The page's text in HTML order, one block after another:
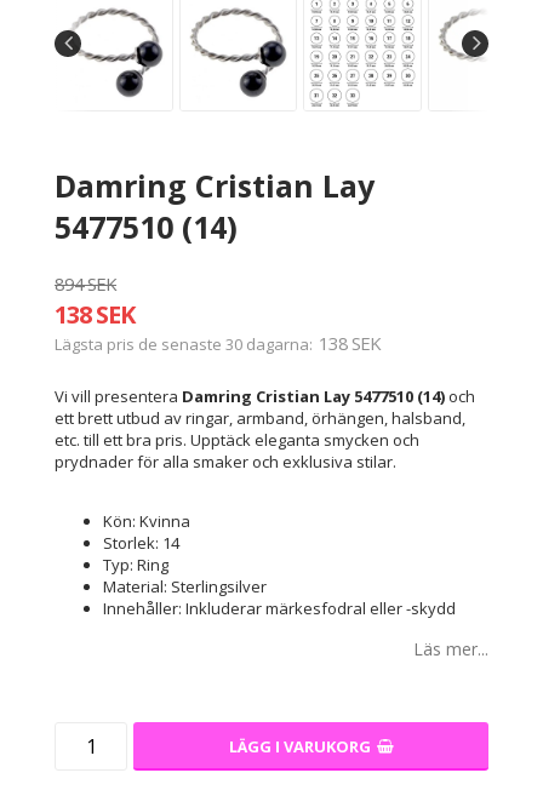
Damring Cristian Lay
5477510 (14)
894 SEK
138 SEK
Lägsta pris de senaste 30 dagarna 138 SEK
Vi vill presentera Damring Cristian Lay 5477510 (14) och
ett brett utbud av ringar, armband, örhängen, halsband,
etc. till ett bra pris. Upptäck eleganta smycken och
prydnader för alla smaker och exklusiva stilar.
Kön: Kvinna
Storlek: 14
Typ: Ring
Material: Sterlingsilver
Innehåller: Inkluderar märkesfodral eller -skydd
Läs mer...
LÄGG I VARUKORG